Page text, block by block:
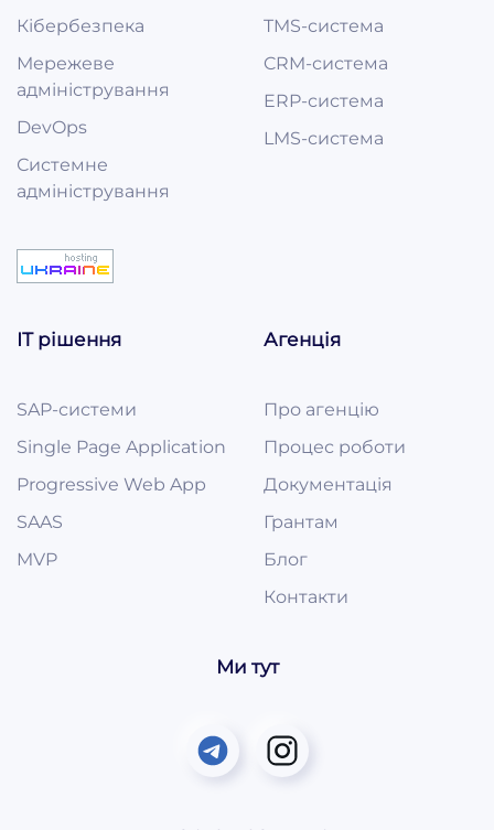
Кібербезпека
Мережеве
адміністрування
DevOps
Системне
адміністрування
TMS-система
CRM-система
ERP-система
LMS-система
ІТ рішення
SAP-системи
Single Page Application
Progressive Web App
SAAS
MVP
Агенція
Про агенцію
Процес роботи
Документація
Грантам
Блог
Контакти
Ми тут